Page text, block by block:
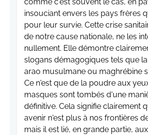
insouciant envers les pays frères
pour leur survie. Cette crise
de notre cause nationale, ne les
nullement. Elle démontre
slogans démagogiques tels que
arao musulmane ou maghrébine
Ce n'est que de la poudre aux
masques sont tombés d'une
définitive. Cela signifie clairement
avenir n'est plus à nos frontières
mais il est lié, en grande partie,